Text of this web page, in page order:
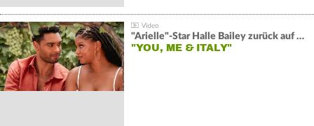
"Arielle"-Star Halle Bailey zurück auf der Leinwand:
"YOU, ME & ITALY"